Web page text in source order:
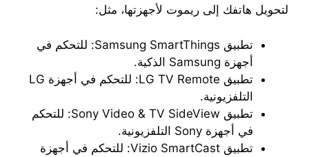
لتحويل هاتفك إلى ريموت لأجهزتها، مثل:
تطبيق Samsung SmartThings: للتحكم في
أجهزة Samsung الذكية.
تطبيق LG TV Remote: للتحكم في أجهزة LG
التلفزيونية.
تطبيق Sony Video & TV SideView: للتحكم
في أجهزة Sony التلفزيونية.
تطبيق Vizio SmartCast: للتحكم في أجهزة